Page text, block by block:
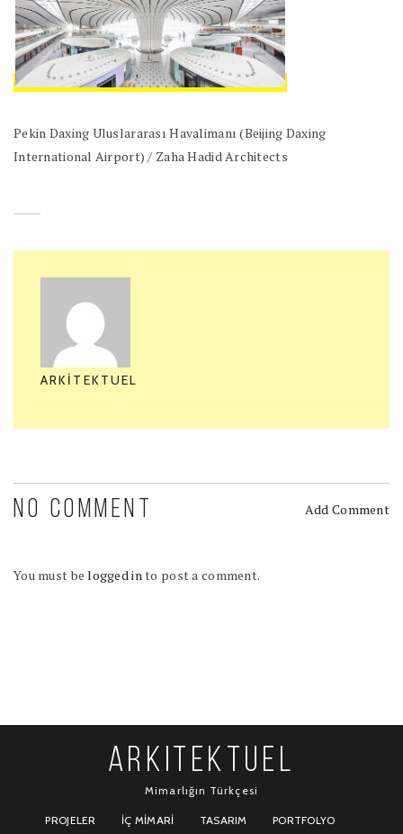
Pekin Daxing Uluslararası Havalimanı (Beijing Daxing
International Airport) / Zaha Hadid Architects
ARKITEKTUEL
NO COMMENT Add Comment
You must belogged into post a comment.
ARKITEKTUEL
Mimarlığın Türkçesi
PROJELER İÇ MIMARI TASARIM PORTFOLYO